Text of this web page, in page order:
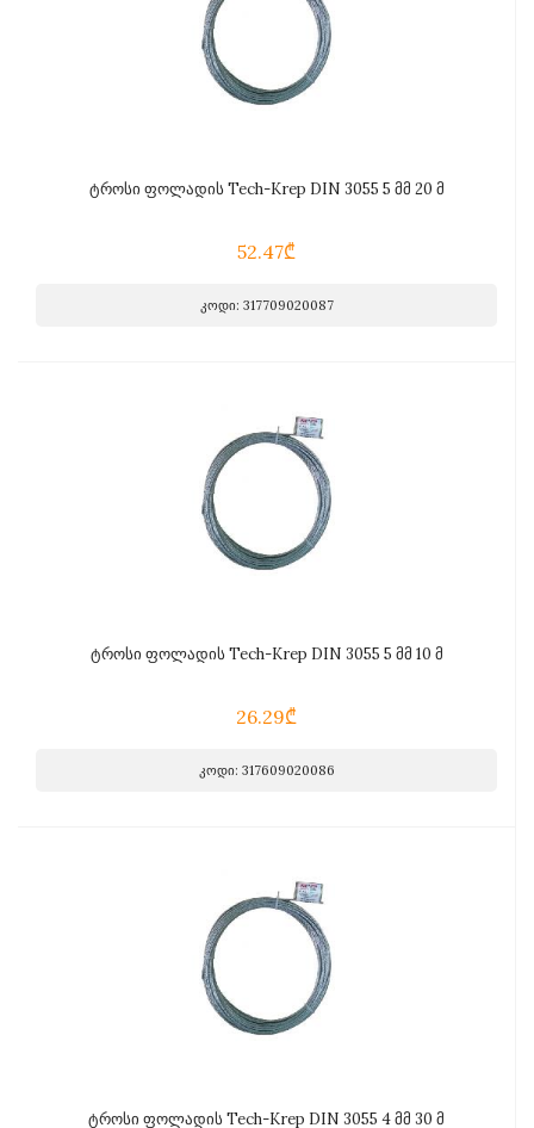
ტროსი ფოლადის Tech-Krep DIN 3055 5 მმ 20 მ
52.47₾
კოდი: 317709020087
ტროსი ფოლადის Tech-Krep DIN 3055 5 მმ 10 მ
26.29₾
კოდი: 317609020086
ტროსი ფოლადის Tech-Krep DIN 3055 4 მმ 30 მ